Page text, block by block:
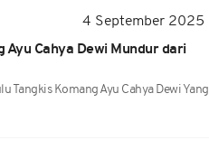
4 September 2025
Ayu Cahya Dewi Mundur dari
Tangkis Komang Ayu Cahya Dewi Yang